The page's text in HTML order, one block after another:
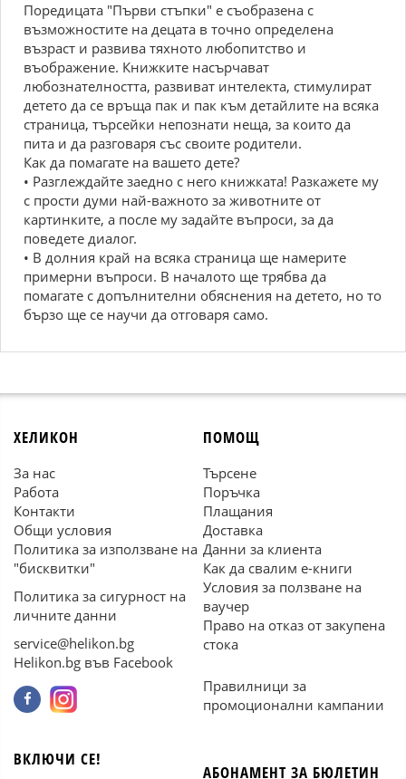
Поредицата "Първи стъпки" е съобразена с
възможностите на децата в точно определена
възраст и развива тяхното любопитство и
въображение. Книжките насърчават
любознателността, развиват интелекта, стимулират
детето да се връща пак и пак към детайлите на всяка
страница, търсейки непознати неща, за които да
пита и да разговаря със своите родители.
Как да помагате на вашето дете?
• Разглеждайте заедно с него книжката! Разкажете му
с прости думи най-важното за животните от
картинките, а после му задайте въпроси, за да
поведете диалог.
• В долния край на всяка страница ще намерите
примерни въпроси. В началото ще трябва да
помагате с допълнителни обяснения на детето, но то
бързо ще се научи да отговаря само.
ХЕЛИКОН
За нас
Работа
Контакти
Общи условия
Политика за използване на
"бисквитки"
Политика за сигурност на
личните данни
service@helikon.bg
Helikon.bg във Facebook
ПОМОЩ
Търсене
Поръчка
Плащания
Доставка
Данни за клиента
Как да свалим е-книги
Условия за ползване на
ваучер
Право на отказ от закупена
стока
Правилници за
промоционални кампании
ВКЛЮЧИ СЕ!
АБОНАМЕНТ ЗА БЮЛЕТИН